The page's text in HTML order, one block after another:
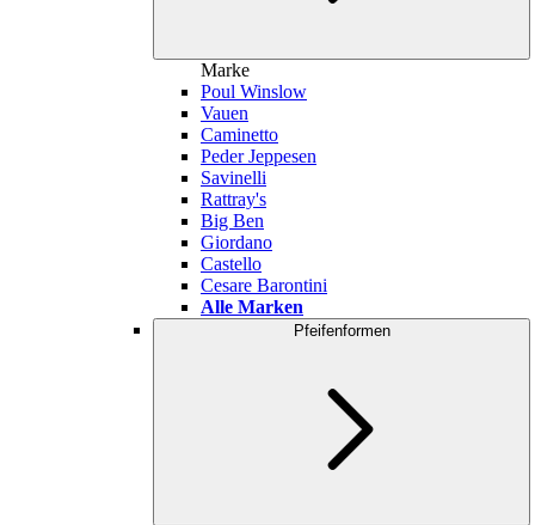
Marke
Poul Winslow
Vauen
Caminetto
Peder Jeppesen
Savinelli
Rattray's
Big Ben
Giordano
Castello
Cesare Barontini
Alle Marken
Pfeifenformen